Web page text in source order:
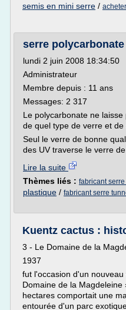
semis en mini serre /
serre
lundi 2 juin 2008 18:34:50
Administrateur
Membre depuis : 11 ans
Messages: 2 317
Le polycarbonate ne
de quel type de verre et
Seul le verre de bonne
des UV traverse le verre
Lire la suite
Thèmes liés : fabricant
plastique / fabricant serre
Kuentz cactus :
3 - Le Domaine de la
1937
fut l'occasion d'un
Domaine de la
hectares comportait une
entourée d'un parc